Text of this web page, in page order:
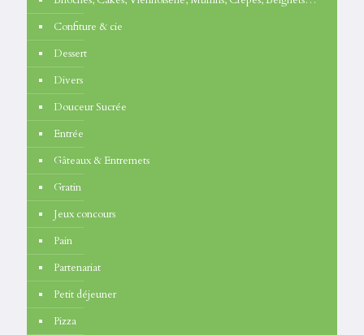
Confiture & cie
Dessert
Divers
Douceur Sucrée
Entrée
Gâteaux & Entremets
Gratin
Jeux concours
Pain
Partenariat
Petit déjeuner
Pizza